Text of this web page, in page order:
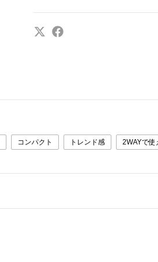
コンパクト トレンド感 2WAYで使